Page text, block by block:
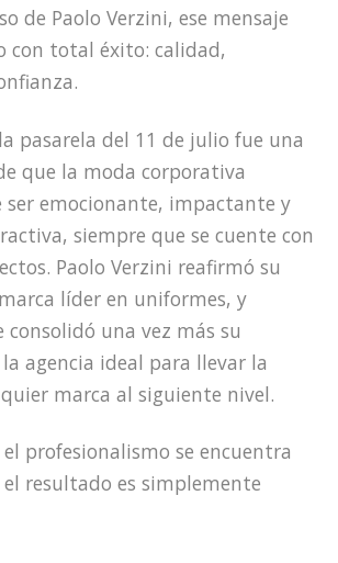
de Paolo Verzini, ese mensaje
con total éxito: calidad,
pasarela del 11 de julio fue una
que la moda corporativa
emocionante, impactante y
siempre que se cuente con
Paolo Verzini reafirmó su
líder en uniformes, y
consolidó una vez más su
agencia ideal para llevar la
marca al siguiente nivel.
profesionalismo se encuentra
resultado es simplemente